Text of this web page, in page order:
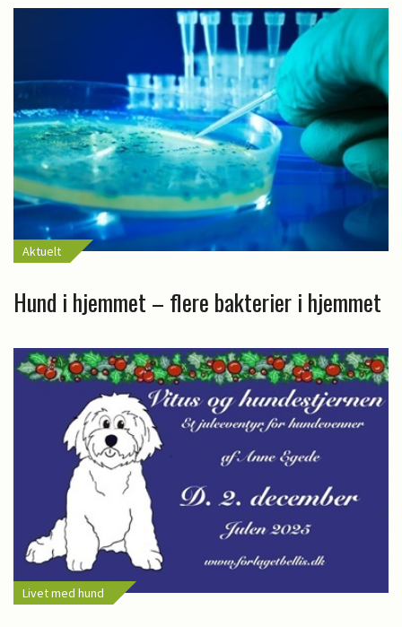
Aktuelt
Hund i hjemmet – flere bakterier i hjemmet
Livet med hund